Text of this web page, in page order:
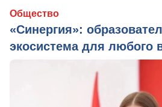
Общество
«Синергия»:
экосистема для любого